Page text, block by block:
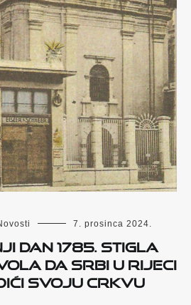
7. prosinca 2024.
dan 1785. stigla
da Srbi u Rijeci
svoju crkvu